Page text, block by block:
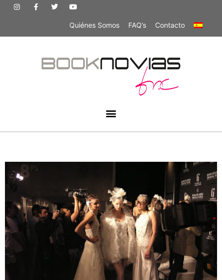
Quiénes Somos FAQ’s Contacto